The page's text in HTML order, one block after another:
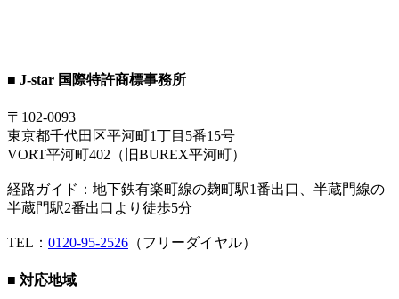
■ J-star 国際特許商標事務所
〒102-0093
東京都千代田区平河町1丁目5番15号
VORT平河町402（旧BUREX平河町）
経路ガイド：地下鉄有楽町線の麹町駅1番出口、半蔵門線の
半蔵門駅2番出口より徒歩5分
TEL： 0120-95-2526 （フリーダイヤル）
■ 対応地域